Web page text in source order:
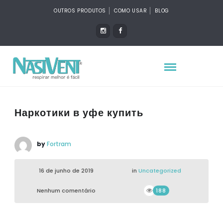
OUTROS PRODUTOS COMO USAR BLOG
Наркотики в уфе купить
byFortram
16 de junho de 2019 in Uncategorized
Nenhum comentário 188